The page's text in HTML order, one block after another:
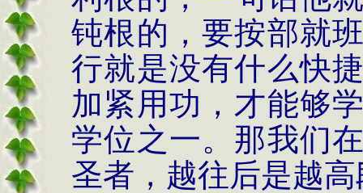
钝根的，要按部就
行就是没有什么快
加紧用功，才能够
学位之一。那我们
圣者，越往后是越